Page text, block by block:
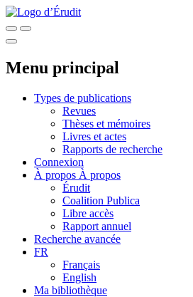
Menu principal
Types de publications
Revues
Thèses et mémoires
Livres et actes
Rapports de recherche
Connexion
À propos À propos
Érudit
Coalition Publica
Libre accès
Rapport annuel
Recherche avancée
FR
Français
English
Ma bibliothèque